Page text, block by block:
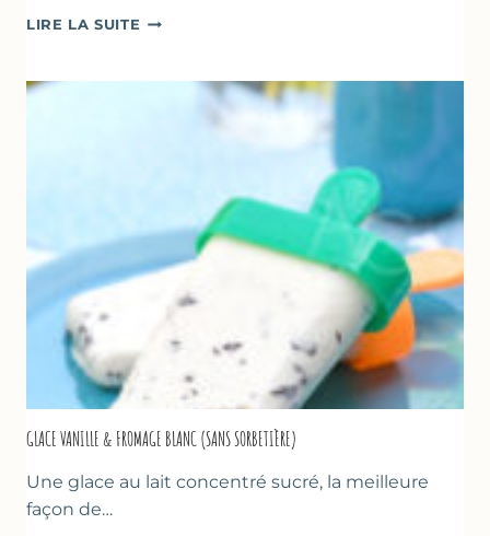
LIRE LA SUITE COMME
À
COURGETTE…
GLACE VANILLE & FROMAGE BLANC (SANS SORBETIÈRE)
Une glace au lait concentré sucré, la meilleure
façon de…